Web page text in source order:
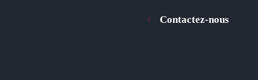
Contactez-nous